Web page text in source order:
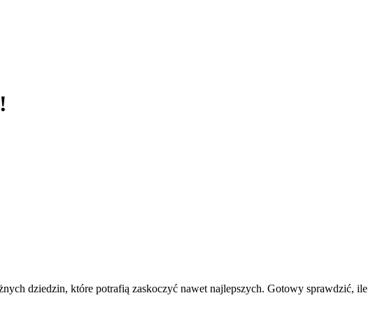
dziedzin, które potrafią zaskoczyć nawet najlepszych. Gotowy sprawdzić, ile